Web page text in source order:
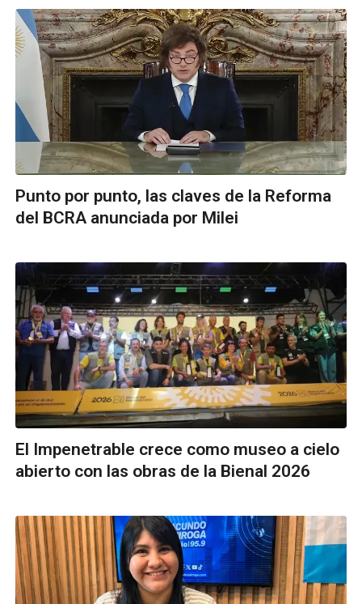
Punto por punto, las claves de la Reforma
del BCRA anunciada por Milei
El Impenetrable crece como museo a cielo
abierto con las obras de la Bienal 2026